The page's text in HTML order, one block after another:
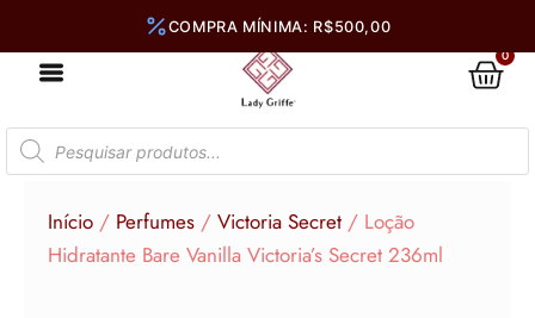
0
Pesquisar
produtos
Início / Perfumes / Victoria Secret / Loção
Hidratante Bare Vanilla Victoria’s Secret 236ml